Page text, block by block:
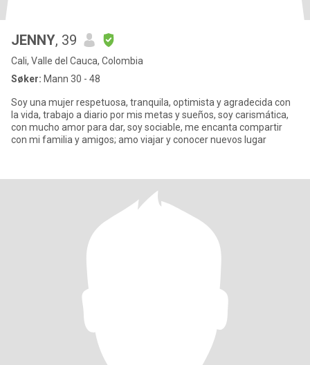
JENNY, 39
Cali, Valle del Cauca, Colombia
Søker: Mann 30 - 48
Soy una mujer respetuosa, tranquila, optimista y agradecida con
la vida, trabajo a diario por mis metas y sueños, soy carismática,
con mucho amor para dar, soy sociable, me encanta compartir
con mi familia y amigos; amo viajar y conocer nuevos lugar